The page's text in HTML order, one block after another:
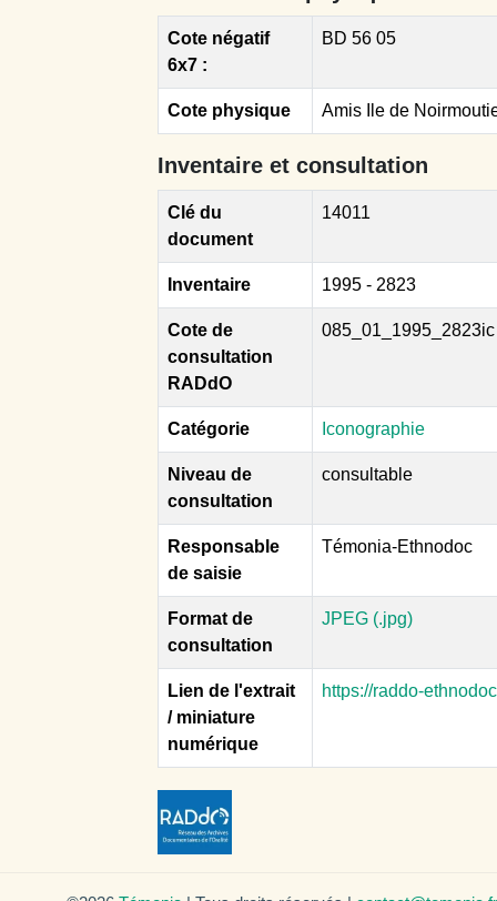
Cote négatif
6x7 :
BD 56 05
Cote physique Amis Ile de
Inventaire et consultation
Clé du
document
14011
Inventaire 1995 - 2823
Cote de
consultation
RADdO
085_01_1995_2823ic
Catégorie Iconographie
Niveau de
consultation
consultable
Responsable
de saisie
Témonia-Ethnodoc
Format de
consultation
JPEG (.jpg)
Lien de l'extrait
/ miniature
numérique
https://raddo-